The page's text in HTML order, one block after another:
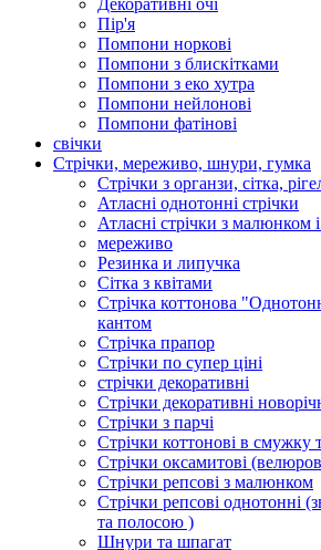
Декоративні очі
Пір'я
Помпони норкові
Помпони з блискітками
Помпони з еко хутра
Помпони нейлонові
Помпони фатінові
свічки
Стрічки, мереживо, шнури, гумка
Стрічки з органзи, сітка,
Атласні однотонні стрічки
Атласні стрічки з малюнком
мереживо
Резинка и липучка
Сітка з квітами
Стрічка коттонова
кантом
Стрічка прапор
Стрічки по супер ціні
стрічки декоративні
Стрічки декоративні
Стрічки з парчі
Стрічки коттонові в смужку
Стрічки оксамитові
Стрічки репсові з малюнком
Стрічки репсові однотонні
та полосою )
Шнури та шпагат